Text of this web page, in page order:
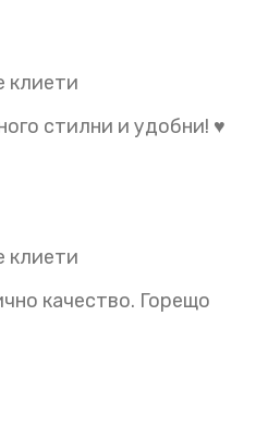
стилни и удобни! ♥️
качество. Горещо